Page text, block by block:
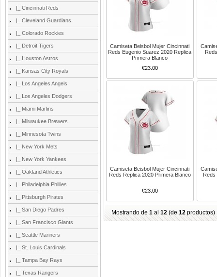
|_ Cincinnati Reds
|_ Cleveland Guardians
|_ Colorado Rockies
|_ Detroit Tigers
|_ Houston Astros
|_ Kansas City Royals
|_ Los Angeles Angels
|_ Los Angeles Dodgers
|_ Miami Marlins
|_ Milwaukee Brewers
|_ Minnesota Twins
|_ New York Mets
|_ New York Yankees
|_ Oakland Athletics
|_ Philadelphia Phillies
|_ Pittsburgh Pirates
|_ San Diego Padres
|_ San Francisco Giants
|_ Seattle Mariners
|_ St. Louis Cardinals
|_ Tampa Bay Rays
|_ Texas Rangers
Camiseta Beisbol Mujer Cincinnati
Reds Eugenio Suarez 2020 Replica
Primera Blanco
€23.00
Camiseta Beisbol Mujer Cincinnati
Reds Replica 2020 Primera Blanco
€23.00
Reds
Mostrando de 1 al 12 (de 12 productos)